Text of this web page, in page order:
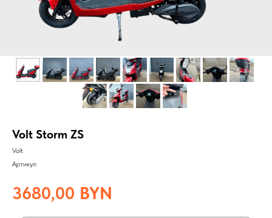
Volt Storm ZS
Volt
Артикул:
3680,00 BYN